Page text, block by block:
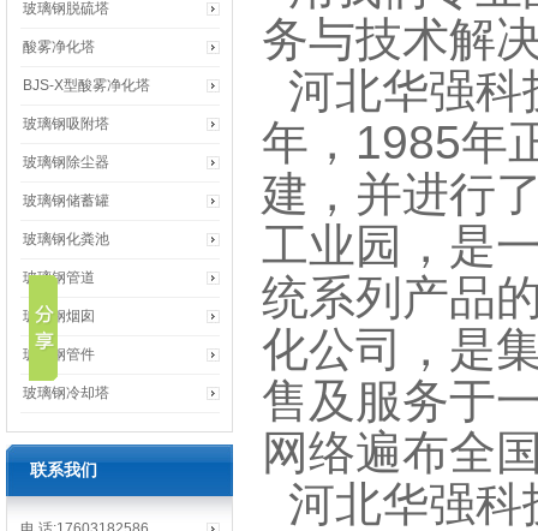
玻璃钢脱硫塔
酸雾净化塔
BJS-X型酸雾净化塔
玻璃钢吸附塔
玻璃钢除尘器
玻璃钢储蓄罐
玻璃钢化粪池
玻璃钢管道
玻璃钢烟囱
玻璃钢管件
玻璃钢冷却塔
联系我们
务与技术解
河北华强科
年，1985年
建，并进行
工业园，是
统系列产品
化公司，是
售及服务于
网络遍布全
河北华强科